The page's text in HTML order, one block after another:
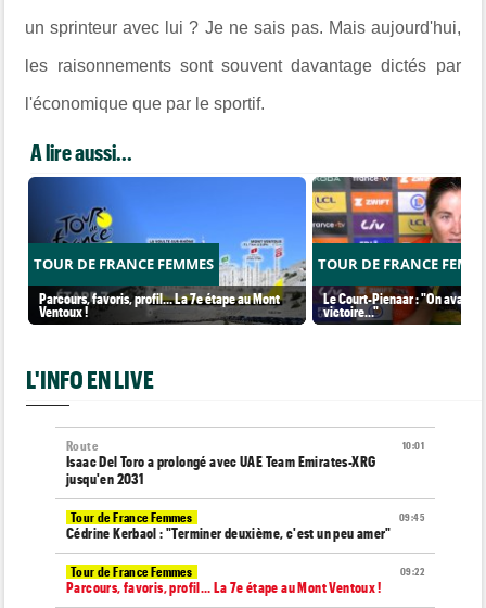
un sprinteur avec lui ? Je ne sais pas. Mais aujourd'hui,
les raisonnements sont souvent davantage dictés par
l'économique que par le sportif.
A lire aussi...
TOUR DE FRANCE FEMMES
Parcours, favoris, profil… La 7e étape au Mont
Ventoux !
TOUR DE FRANCE
Le Court-Pienaar : "On avait
victoire..."
L'INFO EN LIVE
10:01
Route
Isaac Del Toro a prolongé avec UAE Team Emirates-XRG
jusqu'en 2031
09:45
Tour de France Femmes
Cédrine Kerbaol : "Terminer deuxième, c'est un peu amer"
09:22
Tour de France Femmes
Parcours, favoris, profil… La 7e étape au Mont Ventoux !